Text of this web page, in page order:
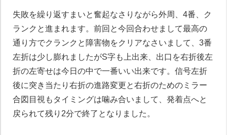
失敗を繰り返すまいと奮起なさりながら外周、4番、ク
ランクと進まれます。前回と今回合わせまして最高の
通り方でクランクと障害物をクリアなさいまして、3番
左折は少し膨れましたがS字も上出来、出口を右折後左
折の左寄せは今日の中で一番いい出来です。信号左折
後に突き当たり右折の進路変更と右折のためのミラー
合図目視もタイミングは噛み合いまして、発着点へと
戻られて残り2分で終了となりました。